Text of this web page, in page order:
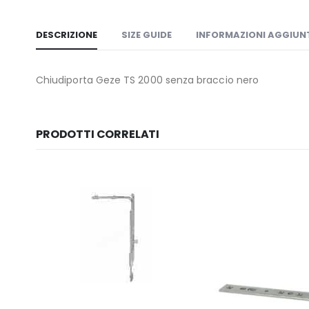
DESCRIZIONE SIZE GUIDE INFORMAZIONI
Chiudiporta Geze TS 2000 senza braccio nero
PRODOTTI CORRELATI